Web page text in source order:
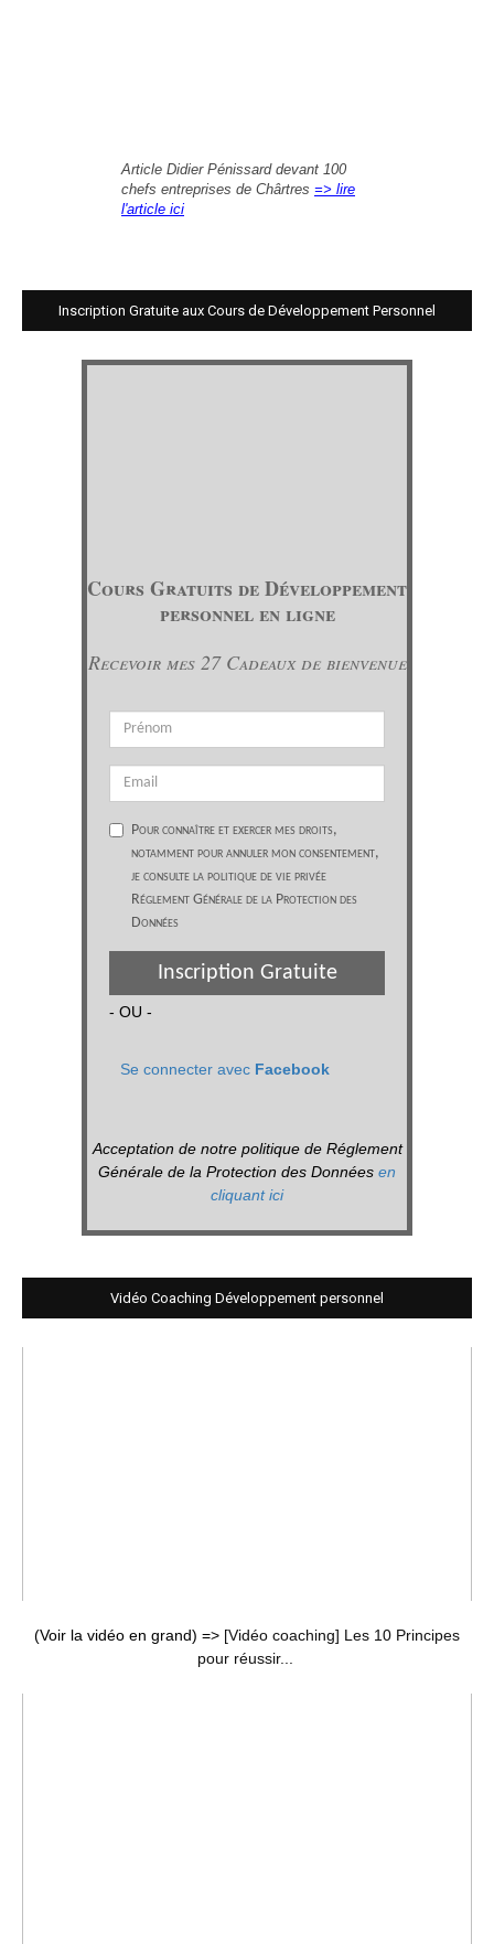
Article Didier Pénissard devant 100
chefs entreprises de Chârtres => lire
l'article ici
Inscription Gratuite aux Cours de Développement Personnel
Cours Gratuits de Développement
personnel en ligne
Recevoir mes 27 Cadeaux de bienvenue
Pour connaître et exercer mes droits,
notamment pour annuler mon consentement,
je consulte la politique de vie privée
Réglement Générale de la Protection des
Données
Inscription Gratuite
- OU -
Se connecter avec Facebook
Acceptation de notre politique de Réglement
Générale de la Protection des Données en
cliquant ici
Vidéo Coaching Développement personnel
(Voir la vidéo en grand) => [Vidéo coaching] Les 10 Principes
pour réussir...